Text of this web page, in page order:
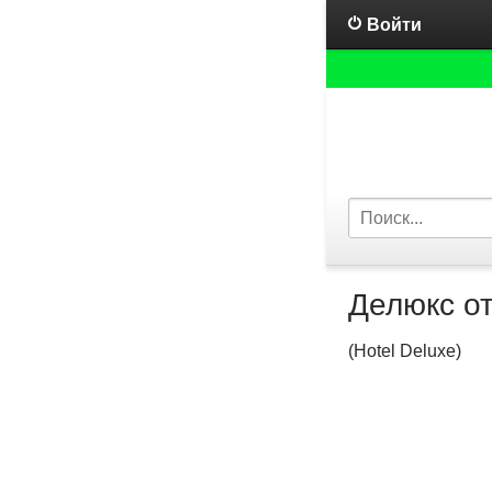
Войти
Делюкс
(Hotel Deluxe)